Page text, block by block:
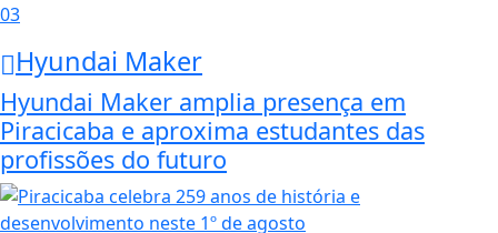
03
Hyundai Maker
Hyundai Maker amplia presença em
Piracicaba e aproxima estudantes das
profissões do futuro